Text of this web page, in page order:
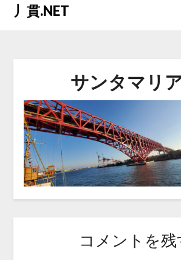
Skip丿貫.NET
サンタマリ
コメントを残